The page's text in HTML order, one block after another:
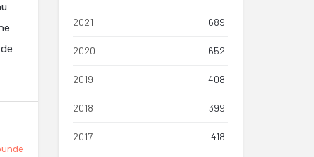
2021 689
2020 652
2019 408
2018 399
2017 418